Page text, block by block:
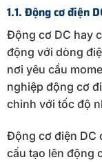
1.1. Động cơ điện
Động cơ DC hay
động với dòng
nơi yêu cầu
nghiệp động cơ
chỉnh với tốc độ
Động cơ điện DC
cấu tạo lên động